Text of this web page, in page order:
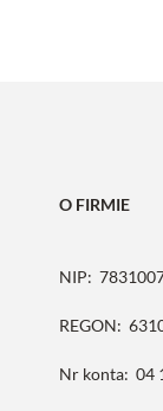
O FIRMIE
NIP:
REGON:
Nr konta: 04